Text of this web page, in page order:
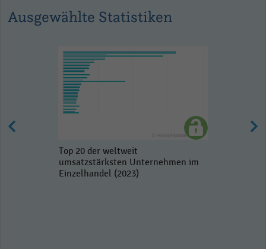
Ausgewählte Statistiken
Top 20 der weltweit
umsatzstärksten Unternehmen im
Einzelhandel (2023)